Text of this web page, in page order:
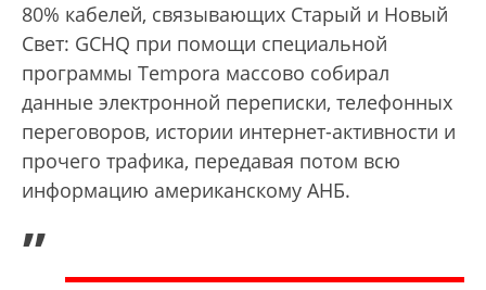
80% кабелей, связывающих Старый и Новый
Свет: GCHQ при помощи специальной
программы Tempora массово собирал
данные электронной переписки, телефонных
переговоров, истории интернет-активности и
прочего трафика, передавая потом всю
информацию американскому АНБ.
„